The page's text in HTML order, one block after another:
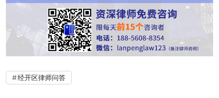
经开区律师问答